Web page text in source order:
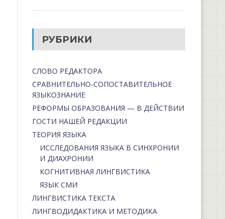
РУБРИКИ
СЛОВО РЕДАКТОРА
СРАВНИТЕЛЬНО-СОПОСТАВИТЕЛЬНОЕ
ЯЗЫКОЗНАНИЕ
РЕФОРМЫ ОБРАЗОВАНИЯ — В ДЕЙСТВИИ
ГОСТИ НАШЕЙ РЕДАКЦИИ
ТЕОРИЯ ЯЗЫКА
ИССЛЕДОВАНИЯ ЯЗЫКА В СИНХРОНИИ
И ДИАХРОНИИ
КОГНИТИВНАЯ ЛИНГВИСТИКА
ЯЗЫК СМИ
ЛИНГВИСТИКА ТЕКСТА
ЛИНГВОДИДАКТИКА И МЕТОДИКА